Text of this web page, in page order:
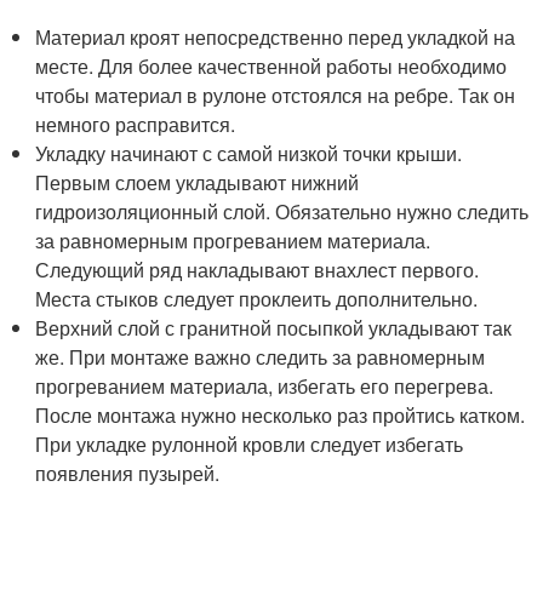
Материал кроят непосредственно перед укладкой на
месте. Для более качественной работы необходимо
чтобы материал в рулоне отстоялся на ребре. Так он
немного расправится.
Укладку начинают с самой низкой точки крыши.
Первым слоем укладывают нижний
гидроизоляционный слой. Обязательно нужно следить
за равномерным прогреванием материала.
Следующий ряд накладывают внахлест первого.
Места стыков следует проклеить дополнительно.
Верхний слой с гранитной посыпкой укладывают так
же. При монтаже важно следить за равномерным
прогреванием материала, избегать его перегрева.
После монтажа нужно несколько раз пройтись катком.
При укладке рулонной кровли следует избегать
появления пузырей.